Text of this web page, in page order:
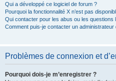
Qui a développé ce logiciel de forum ?
Pourquoi la fonctionnalité X n’est pas
Qui contacter pour les abus ou les questions
Comment puis-je contacter un administrateur
Problèmes de connexion et
Pourquoi dois-je m’enregistrer ?